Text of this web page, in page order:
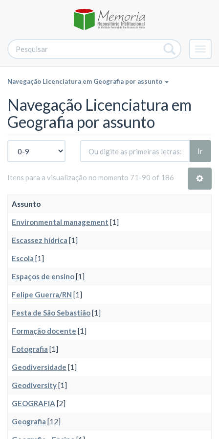
Navegação Licenciatura em Geografia por assunto
Navegação Licenciatura em
Geografia por assunto
Ir
Itens para a visualização no momento 71-90 of 186
Assunto
Environmental management [1]
Escassez hídrica [1]
Escola [1]
Espaços de ensino[1]
Felipe Guerra/RN [1]
Festa de São Sebastião[1]
Formação docente [1]
Fotografia [1]
Geodiversidade [1]
Geodiversity[1]
GEOGRAFIA [2]
Geografia [12]